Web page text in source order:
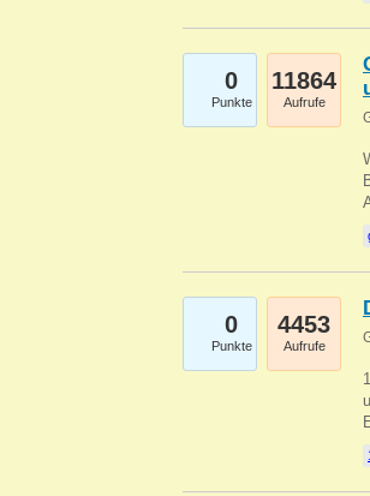
0
Punkte
11864
Aufrufe
0
Punkte
4453
Aufrufe